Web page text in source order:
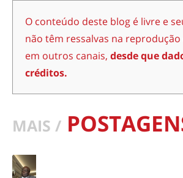
O conteúdo deste blog é livre e
não têm ressalvas na
em outros canais, desde que
créditos.
MAIS /